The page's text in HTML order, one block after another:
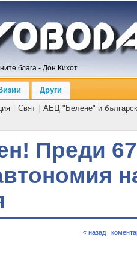
блага - Дон Кихот
Други
Свят
АЕЦ "Белене" и
Преди
« назад